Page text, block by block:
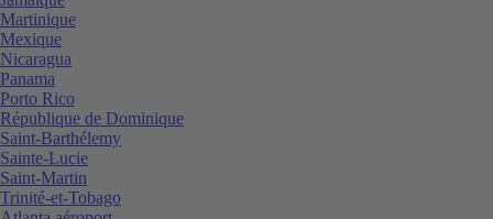
Martinique
Mexique
Nicaragua
Panama
Porto Rico
République de Dominique
Saint-Barthélemy
Sainte-Lucie
Saint-Martin
Trinité-et-Tobago